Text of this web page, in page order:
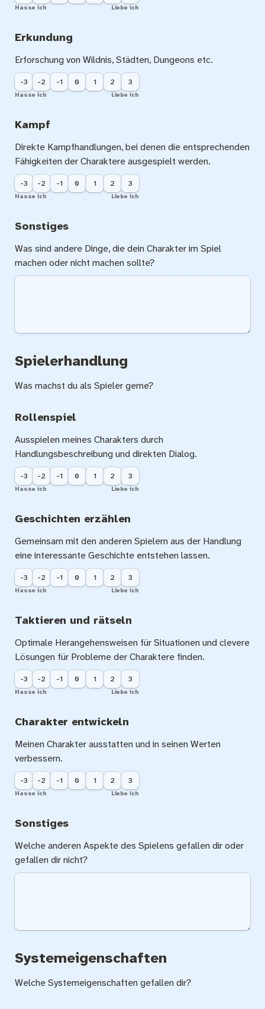
Hasse ich Liebe ich
Erkundung
Erforschung von Wildnis, Städten, Dungeons etc.
-3 -2 -1 0 1 2 3
Hasse ich Liebe ich
Kampf
Direkte Kampfhandlungen, bei denen die entsprechenden
Fähigkeiten der Charaktere ausgespielt werden.
-3 -2 -1 0 1 2 3
Hasse ich Liebe ich
Sonstiges
Was sind andere Dinge, die dein Charakter im Spiel
machen oder nicht machen sollte?
Spielerhandlung
Was machst du als Spieler gerne?
Rollenspiel
Ausspielen meines Charakters durch
Handlungsbeschreibung und direkten Dialog.
-3 -2 -1 0 1 2 3
Hasse ich Liebe ich
Geschichten erzählen
Gemeinsam mit den anderen Spielern aus der Handlung
eine interessante Geschichte entstehen lassen.
-3 -2 -1 0 1 2 3
Hasse ich Liebe ich
Taktieren und rätseln
Optimale Herangehensweisen für Situationen und clevere
Lösungen für Probleme der Charaktere finden.
-3 -2 -1 0 1 2 3
Hasse ich Liebe ich
Charakter entwickeln
Meinen Charakter ausstatten und in seinen Werten
verbessern.
-3 -2 -1 0 1 2 3
Hasse ich Liebe ich
Sonstiges
Welche anderen Aspekte des Spielens gefallen dir oder
gefallen dir nicht?
Systemeigenschaften
Welche Systemeigenschaften gefallen dir?